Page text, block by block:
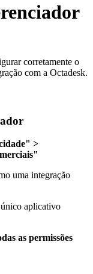
corretamente o
com a Octadesk.
>
uma integração
aplicativo
as permissões